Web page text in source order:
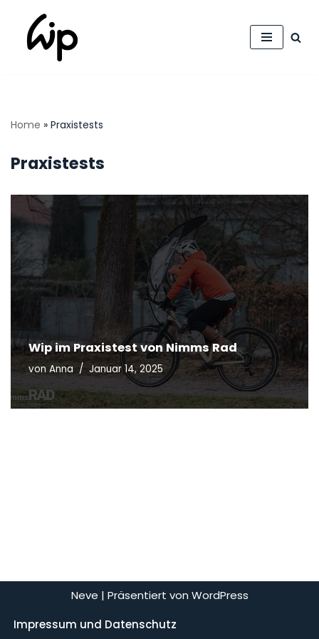
Zum
Home » Praxistests
Praxistests
Wip im Praxistest von Nimms Rad
von Anna Januar 14, 2025
Neve | Präsentiert von WordPress
Impressum und Datenschutz